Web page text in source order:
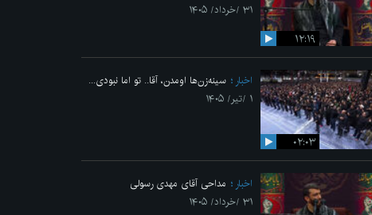
۱۲:۱۹
۳۱ /خرداد/ ۱۴۰۵
۰۲:۰۳
اخبار
سینه‌زن‌ها اومدن،‌ آقا.. تو اما نبودی...
۱ /تیر/ ۱۴۰۵
اخبار
مداحی آقای مهدی رسولی
۳۱ /خرداد/ ۱۴۰۵